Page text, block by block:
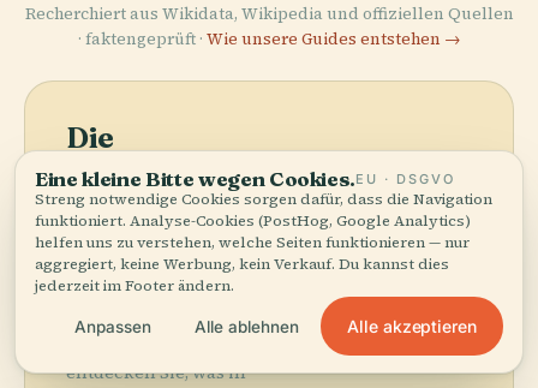
Recherchiert aus Wikidata, Wikipedia und offiziellen Quellen
· faktengeprüft · Wie unsere Guides entstehen →
Die
Umgebung
entdecken
Sehen Sie Musirepov
Kasachisches Kinder-
Und Jugendtheater auf
entdecken Sie, was in
Karte anzeigen
Eine kleine Bitte wegen Cookies.EU · DSGVO
Streng notwendige Cookies sorgen dafür, dass die Navigation
funktioniert. Analyse-Cookies (PostHog, Google Analytics)
helfen uns zu verstehen, welche Seiten funktionieren — nur
aggregiert, keine Werbung, kein Verkauf. Du kannst dies
jederzeit im Footer ändern.
Anpassen Alle ablehnen Alle akzeptieren